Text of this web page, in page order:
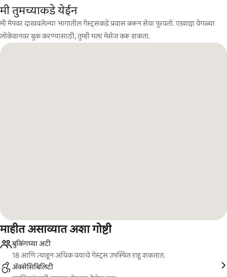
मी तुमच्याकडे येईन
मी मॅपवर दाखवलेल्या भागातील गेस्ट्सकडे प्रवास करून सेवा पुरवतो. एखाद्या वेगळ्या
लोकेशनवर बुक करण्यासाठी, तुम्ही मला मेसेज करू शकता.
माहीत असाव्यात अशा गोष्टी
बुकिंगच्या अटी
18 आणि त्याहून अधिक वयाचे गेस्ट्स उपस्थित राहू शकतात.
ॲक्सेसिबिलिटी